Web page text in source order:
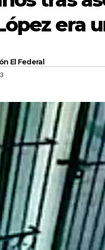
era
El Federal